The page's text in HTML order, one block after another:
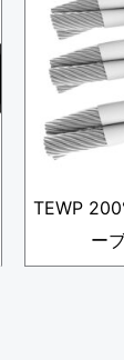
TEWP
ー